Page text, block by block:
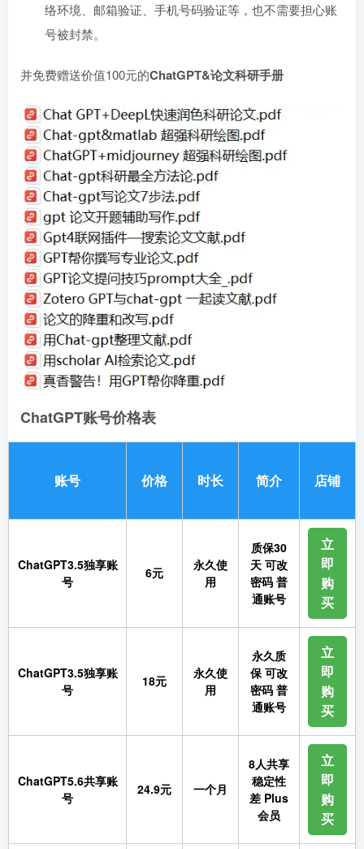
络环境、邮箱验证、手机号码验证等，也不需要担心账
号被封禁。
并免费赠送价值100元的ChatGPT&论文科研手册
ChatGPT账号价格表
账号 价格 时长 简介 店铺
ChatGPT3.5独享账
号
6元
永久使
用
质保30
天 可改
密码 普
通账号
立
即
购
买
ChatGPT3.5独享账
号
18元
永久使
用
永久质
保 可改
密码 普
通账号
立
即
购
买
ChatGPT5.6共享账
号
24.9元 一个月
8人共享
稳定性
差 Plus
会员
立
即
购
买